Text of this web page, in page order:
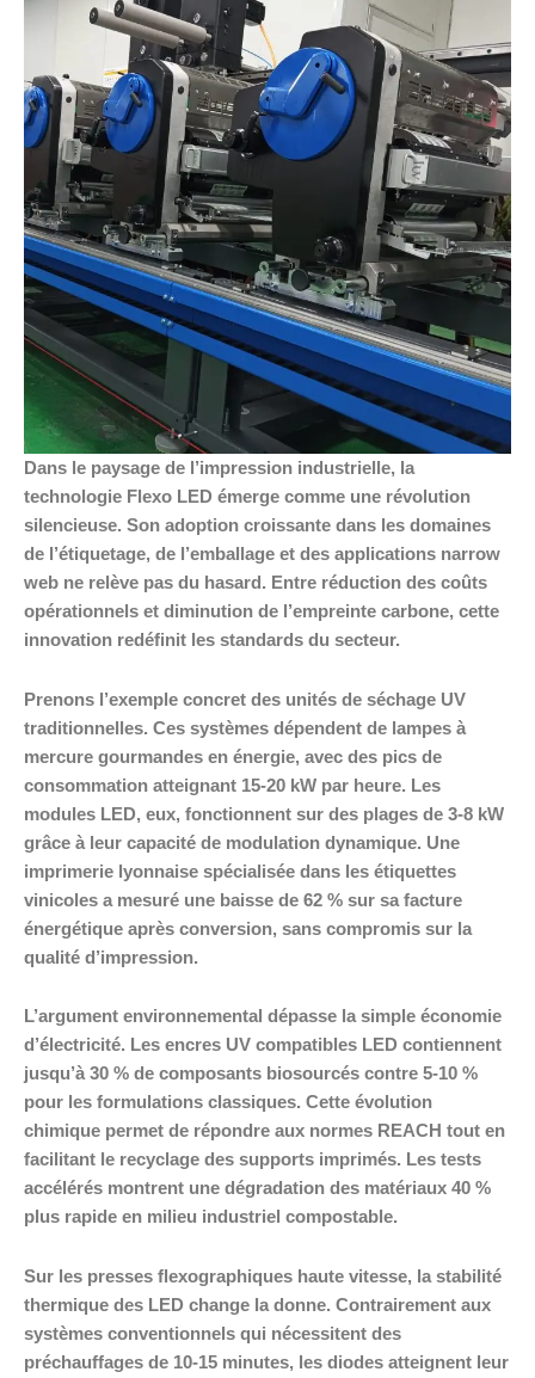
Dans le paysage de l’impression industrielle, la
technologie Flexo LED émerge comme une révolution
silencieuse. Son adoption croissante dans les domaines
de l’étiquetage, de l’emballage et des applications narrow
web ne relève pas du hasard. Entre réduction des coûts
opérationnels et diminution de l’empreinte carbone, cette
innovation redéfinit les standards du secteur.
Prenons l’exemple concret des unités de séchage UV
traditionnelles. Ces systèmes dépendent de lampes à
mercure gourmandes en énergie, avec des pics de
consommation atteignant 15-20 kW par heure. Les
modules LED, eux, fonctionnent sur des plages de 3-8 kW
grâce à leur capacité de modulation dynamique. Une
imprimerie lyonnaise spécialisée dans les étiquettes
vinicoles a mesuré une baisse de 62 % sur sa facture
énergétique après conversion, sans compromis sur la
qualité d’impression.
L’argument environnemental dépasse la simple économie
d’électricité. Les encres UV compatibles LED contiennent
jusqu’à 30 % de composants biosourcés contre 5-10 %
pour les formulations classiques. Cette évolution
chimique permet de répondre aux normes REACH tout en
facilitant le recyclage des supports imprimés. Les tests
accélérés montrent une dégradation des matériaux 40 %
plus rapide en milieu industriel compostable.
Sur les presses flexographiques haute vitesse, la stabilité
thermique des LED change la donne. Contrairement aux
systèmes conventionnels qui nécessitent des
préchauffages de 10-15 minutes, les diodes atteignent leur